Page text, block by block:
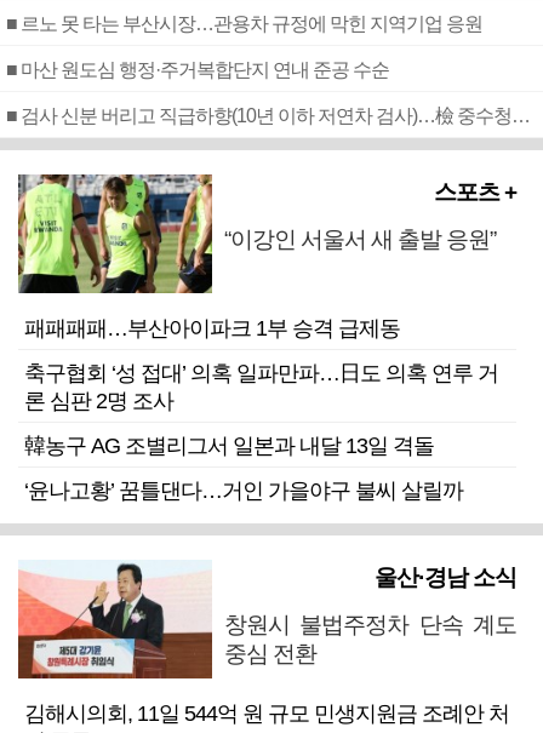
■ 르노 못 타는 부산시장…관용차 규정에 막힌 지역기업 응원
■ 마산 원도심 행정·주거복합단지 연내 준공 수순
■ 검사 신분 버리고 직급하향(10년 이하 저연차 검사)…檢 중수청행 기피
스포츠 +
“이강인 서울서 새 출발 응원”
패패패패…부산아이파크 1부 승격 급제동
축구협회 ‘성 접대’ 의혹 일파만파…日도 의혹 연루 거
론 심판 2명 조사
韓농구 AG 조별리그서 일본과 내달 13일 격돌
‘윤나고황’ 꿈틀댄다…거인 가을야구 불씨 살릴까
울산·경남 소식
창원시 불법주정차 단속 계도
중심 전환
김해시의회, 11일 544억 원 규모 민생지원금 조례안 처